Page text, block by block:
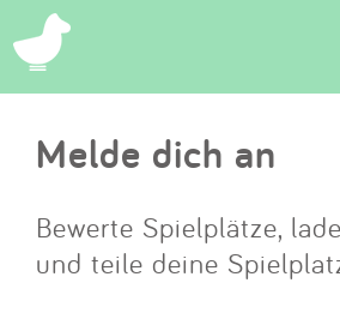
Suchen
Eintragen
App
Melde dich an
Bewerte Spielplätze,
und teile deine